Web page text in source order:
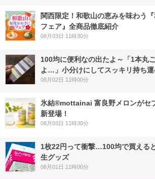
関西限定！和歌山の恵みを味わう
フェア』全商品徹底紹介
08月03日 11時30分
100均に便利なの出たよ～「1本丸
よ…」小分けにしてスッキリ持ち運
08月02日 11時00分
氷結®mottainai 富良野メロンがセ
新登場！
08月03日 11時30分
1枚22円って衝撃…100均で買える
生グッズ
08月01日 11時00分